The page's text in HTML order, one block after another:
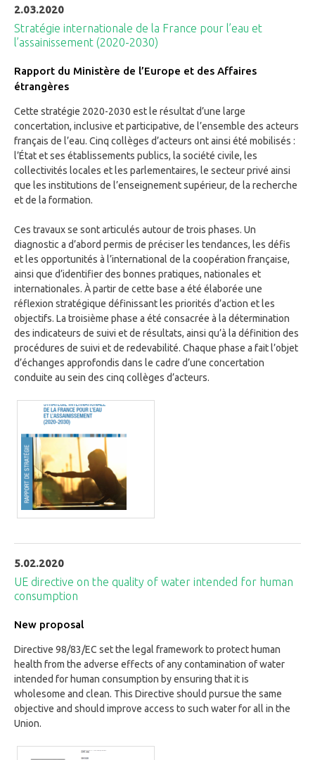
2.03.2020
Stratégie internationale de la France pour l’eau et
l’assainissement (2020-2030)
Rapport du Ministère de l’Europe et des Affaires
étrangères
Cette stratégie 2020-2030 est le résultat d’une large
concertation, inclusive et participative, de l’ensemble des acteurs
français de l’eau. Cinq collèges d’acteurs ont ainsi été mobilisés :
l’État et ses établissements publics, la société civile, les
collectivités locales et les parlementaires, le secteur privé ainsi
que les institutions de l’enseignement supérieur, de la recherche
et de la formation.
Ces travaux se sont articulés autour de trois phases. Un
diagnostic a d’abord permis de préciser les tendances, les défis
et les opportunités à l’international de la coopération française,
ainsi que d’identifier des bonnes pratiques, nationales et
internationales. À partir de cette base a été élaborée une
réflexion stratégique définissant les priorités d’action et les
objectifs. La troisième phase a été consacrée à la détermination
des indicateurs de suivi et de résultats, ainsi qu’à la définition des
procédures de suivi et de redevabilité. Chaque phase a fait l’objet
d’échanges approfondis dans le cadre d’une concertation
conduite au sein des cinq collèges d’acteurs.
5.02.2020
UE directive on the quality of water intended for human
consumption
New proposal
Directive 98/83/EC set the legal framework to protect human
health from the adverse effects of any contamination of water
intended for human consumption by ensuring that it is
wholesome and clean. This Directive should pursue the same
objective and should improve access to such water for all in the
Union.